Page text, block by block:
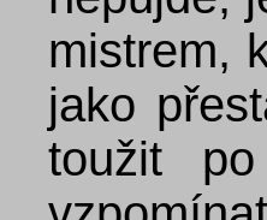
mistrem,
jako
toužit